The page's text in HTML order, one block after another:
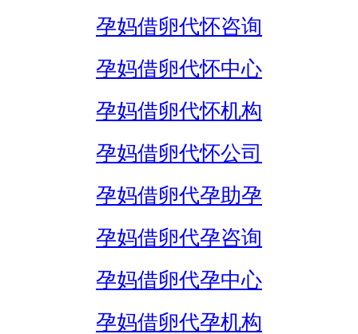
孕妈借卵代怀咨询
孕妈借卵代怀中心
孕妈借卵代怀机构
孕妈借卵代怀公司
孕妈借卵代孕助孕
孕妈借卵代孕咨询
孕妈借卵代孕中心
孕妈借卵代孕机构